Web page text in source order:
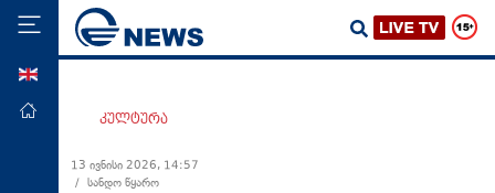
ეკონომიკა
კულტურა
13 ივნისი 2026, 14:57
/ სანდო წყარო